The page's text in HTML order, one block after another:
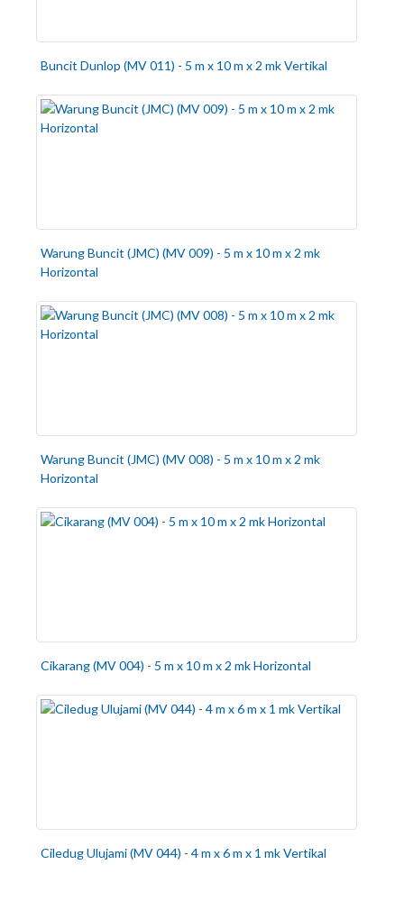
Buncit Dunlop (MV 011) - 5 m x 10 m x 2 mk Vertikal
Warung Buncit (JMC) (MV 009) - 5 m x 10 m x 2 mk
Horizontal
Warung Buncit (JMC) (MV 008) - 5 m x 10 m x 2 mk
Horizontal
Cikarang (MV 004) - 5 m x 10 m x 2 mk Horizontal
Ciledug Ulujami (MV 044) - 4 m x 6 m x 1 mk Vertikal